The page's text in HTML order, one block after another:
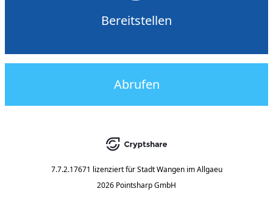
Bereitstellen
Abrufen
7.7.2.17671 lizenziert für Stadt Wangen im Allgaeu
2026 Pointsharp GmbH